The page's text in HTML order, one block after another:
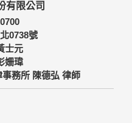
護網站及您的個人資料採用
人員才能接觸您的個人資
，如有違反保密義務者，將
提供服務時，本網站亦會嚴
必要檢查程序以確定其將確
有限公司
0738號
士元
姍瑋
務所 陳德弘 律師